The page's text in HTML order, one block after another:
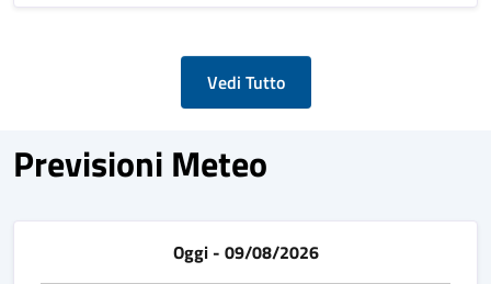
Vedi Tutto
Previsioni Meteo
Oggi - 09/08/2026